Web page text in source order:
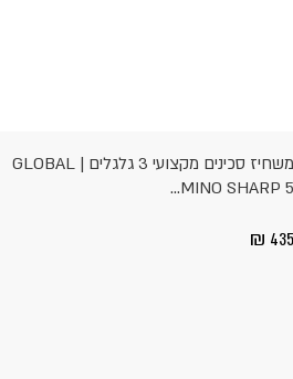
משחיז סכינים מקצועי 3 גלגלים GLOBAL |
MINO SHARP 5...
435